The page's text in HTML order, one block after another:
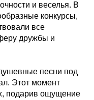
и веселья. В
конкурсы,
все
дружбы и
песни под
Этот момент
подарив ощущение